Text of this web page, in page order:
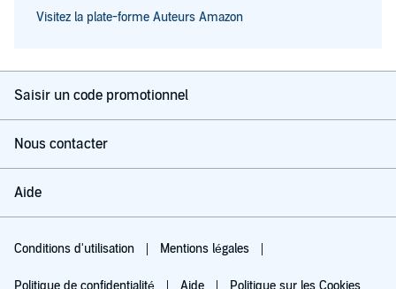
Visitez la plate-forme Auteurs Amazon
Saisir un code promotionnel
Nous contacter
Aide
Conditions d'utilisation Mentions légales
Politique de confidentialité Aide Politique sur les Cookies